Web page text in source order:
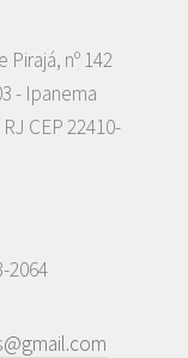
Pirajá, nº 142
- Ipanema
CEP 22410-
2064